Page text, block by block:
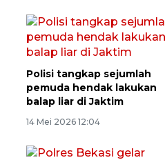
Polisi tangkap sejumlah
pemuda hendak lakukan
balap liar di Jaktim
14 Mei 2026 12:04